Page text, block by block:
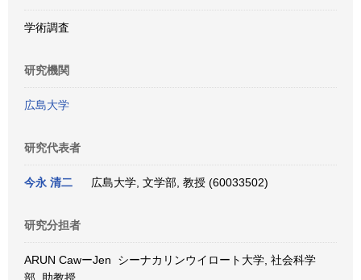
学術調査
研究機関
広島大学
研究代表者
今永 清二 広島大学, 文学部, 教授 (60033502)
研究分担者
ARUN CawーJen シーナカリンウイロート大学, 社会科学